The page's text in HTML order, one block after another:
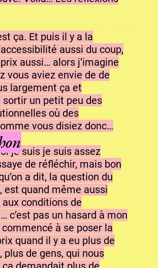
ça. Et puis il y a la
aussi du coup,
aussi… alors j’imagine
vous aviez envie de de
largement ça et
un petit peu des
où des
vous disiez donc…
je suis je suis assez
de réfléchir, mais bon
a dit, la question du
est quand même aussi
conditions de
c’est pas un hasard à mon
commencé à se poser la
quand il y a eu plus de
plus de gens, qui nous